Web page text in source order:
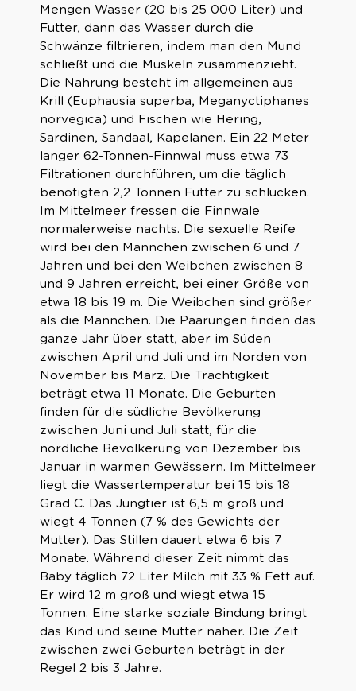
Mengen Wasser (20 bis 25 000 Liter) und
Futter, dann das Wasser durch die
Schwänze filtrieren, indem man den Mund
schließt und die Muskeln zusammenzieht.
Die Nahrung besteht im allgemeinen aus
Krill (Euphausia superba, Meganyctiphanes
norvegica) und Fischen wie Hering,
Sardinen, Sandaal, Kapelanen. Ein 22 Meter
langer 62-Tonnen-Finnwal muss etwa 73
Filtrationen durchführen, um die täglich
benötigten 2,2 Tonnen Futter zu schlucken.
Im Mittelmeer fressen die Finnwale
normalerweise nachts. Die sexuelle Reife
wird bei den Männchen zwischen 6 und 7
Jahren und bei den Weibchen zwischen 8
und 9 Jahren erreicht, bei einer Größe von
etwa 18 bis 19 m. Die Weibchen sind größer
als die Männchen. Die Paarungen finden das
ganze Jahr über statt, aber im Süden
zwischen April und Juli und im Norden von
November bis März. Die Trächtigkeit
beträgt etwa 11 Monate. Die Geburten
finden für die südliche Bevölkerung
zwischen Juni und Juli statt, für die
nördliche Bevölkerung von Dezember bis
Januar in warmen Gewässern. Im Mittelmeer
liegt die Wassertemperatur bei 15 bis 18
Grad C. Das Jungtier ist 6,5 m groß und
wiegt 4 Tonnen (7 % des Gewichts der
Mutter). Das Stillen dauert etwa 6 bis 7
Monate. Während dieser Zeit nimmt das
Baby täglich 72 Liter Milch mit 33 % Fett auf.
Er wird 12 m groß und wiegt etwa 15
Tonnen. Eine starke soziale Bindung bringt
das Kind und seine Mutter näher. Die Zeit
zwischen zwei Geburten beträgt in der
Regel 2 bis 3 Jahre.